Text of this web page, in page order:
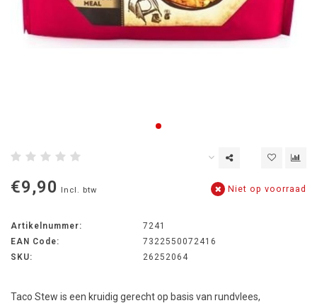
€9,90 Incl. btw Niet op voorraad
Artikelnummer:
7241
EAN Code:
7322550072416
SKU:
26252064
Taco Stew is een kruidig gerecht op basis van rundvlees,